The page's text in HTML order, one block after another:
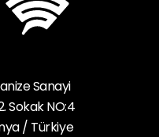
Sanayi
Sokak NO:4
/ Türkiye